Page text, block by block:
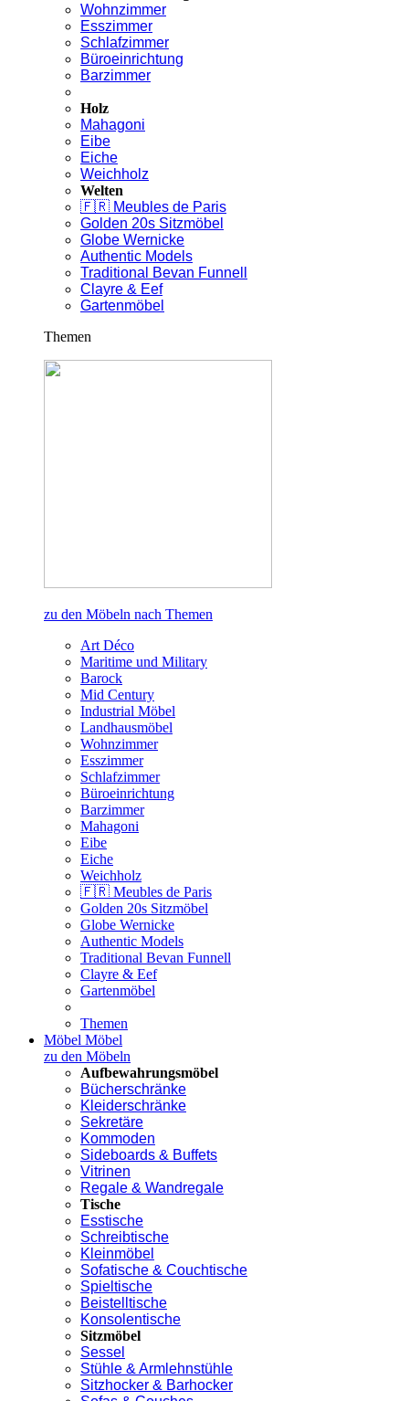
Wohnzimmer
Esszimmer
Schlafzimmer
Büroeinrichtung
Barzimmer
Holz
Mahagoni
Eibe
Eiche
Weichholz
Welten
🇫🇷 Meubles de Paris
Golden 20s Sitzmöbel
Globe Wernicke
Authentic Models
Traditional Bevan Funnell
Clayre & Eef
Gartenmöbel
Themen
zu den Möbeln nach Themen
Art Déco
Maritime und Military
Barock
Mid Century
Industrial Möbel
Landhausmöbel
Wohnzimmer
Esszimmer
Schlafzimmer
Büroeinrichtung
Barzimmer
Mahagoni
Eibe
Eiche
Weichholz
🇫🇷 Meubles de Paris
Golden 20s Sitzmöbel
Globe Wernicke
Authentic Models
Traditional Bevan Funnell
Clayre & Eef
Gartenmöbel
Themen
Möbel Möbel
zu den Möbeln
Aufbewahrungsmöbel
Bücherschränke
Kleiderschränke
Sekretäre
Kommoden
Sideboards & Buffets
Vitrinen
Regale & Wandregale
Tische
Esstische
Schreibtische
Kleinmöbel
Sofatische & Couchtische
Spieltische
Beistelltische
Konsolentische
Sitzmöbel
Sessel
Stühle & Armlehnstühle
Sitzhocker & Barhocker